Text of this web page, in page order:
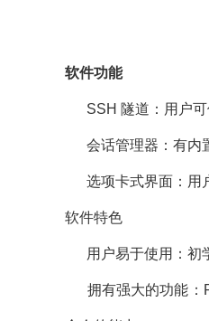
软件功能
SSH 隧道：用户可
会话管理器：有内
选项卡式界面：用
软件特色
用户易于使用：初
拥有强大的功能：